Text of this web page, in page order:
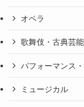
オペラ
歌舞伎・古典芸能
パフォーマンス
ミュージカル